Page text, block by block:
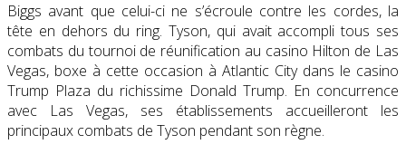
Biggs avant que celui-ci ne s’écroule contre les cordes, la
tête en dehors du ring. Tyson, qui avait accompli tous ses
combats du tournoi de réunification au casino Hilton de Las
Vegas, boxe à cette occasion à Atlantic City dans le casino
Trump Plaza du richissime Donald Trump. En concurrence
avec Las Vegas, ses établissements accueilleront les
principaux combats de Tyson pendant son règne.